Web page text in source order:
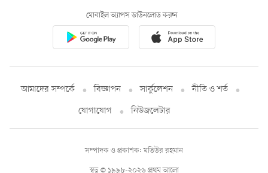
মোবাইল অ্যাপস ডাউনলোড করুন
আমাদের সম্পর্কে বিজ্ঞাপন সার্কুলেশন
নীতি ও শর্ত
যোগাযোগ
নিউজলেটার
স্বত্ব © ১৯৯৮-২০২৬ প্রথম আলো
সম্পাদক ও প্রকাশক: মতিউর রহমান